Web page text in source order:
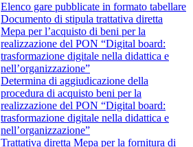
Elenco gare pubblicate in formato tabellare
Documento di stipula trattativa diretta
Mepa per l’acquisto di beni per la
realizzazione del PON “Digital board:
trasformazione digitale nella didattica e
nell’organizzazione”
Determina di aggiudicazione della
procedura di acquisto beni per la
realizzazione del PON “Digital board:
trasformazione digitale nella didattica e
nell’organizzazione”
Trattativa diretta Mepa per la fornitura di